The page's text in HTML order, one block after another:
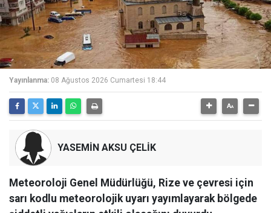
Yayınlanma: 08 Ağustos 2026 Cumartesi 18:44
YASEMİN AKSU ÇELİK
Meteoroloji Genel Müdürlüğü, Rize ve çevresi için
sarı kodlu meteorolojik uyarı yayımlayarak bölgede